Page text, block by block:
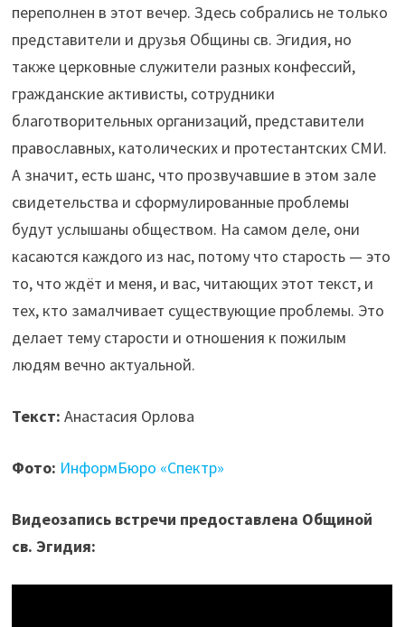
переполнен в этот вечер. Здесь собрались не только
представители и друзья Общины св. Эгидия, но
также церковные служители разных конфессий,
гражданские активисты, сотрудники
благотворительных организаций, представители
православных, католических и протестантских СМИ.
А значит, есть шанс, что прозвучавшие в этом зале
свидетельства и сформулированные проблемы
будут услышаны обществом. На самом деле, они
касаются каждого из нас, потому что старость — это
то, что ждёт и меня, и вас, читающих этот текст, и
тех, кто замалчивает существующие проблемы. Это
делает тему старости и отношения к пожилым
людям вечно актуальной.
Текст: Анастасия Орлова
Фото: ИнформБюро «Спектр»
Видеозапись встречи предоставлена Общиной
св. Эгидия: